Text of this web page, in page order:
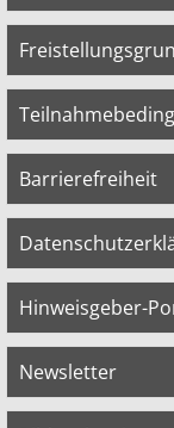
Barrierefreiheit
Hinweisgeber-
Newsletter